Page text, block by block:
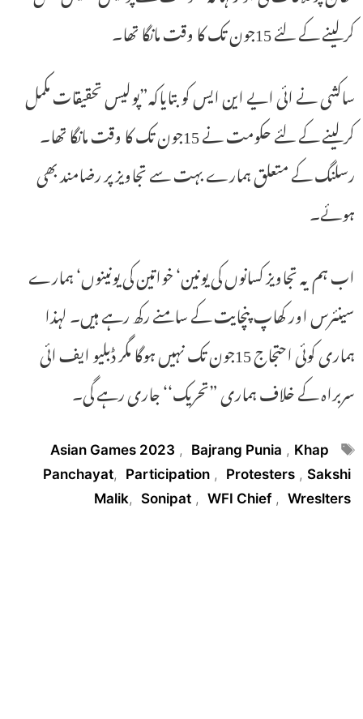
کرلینے کے لئے 15جون تک کا وقت مانگا تھا۔
ساکشی نے ائی ایے این ایس کو بتایاکہ”پولیس تحقیقات مکمل
کرلینے کے لئے حکومت نے 15جون تک کا وقت مانگا تھا۔
رسلنگ کے متعلق ہمارے بہت سے تجاویز پر رضامند بھی
ہوئے۔
اب ہم یہ تجاویز کسانوں کی یونین‘ خواتین کی یونینوں‘ ہمارے
سینئرس اور کھاپ پنچایت کے سامنے رکھ رہے ہیں۔ لہذا
ہماری کوئی احتجاج 15جون تک نہیں ہوگا مگر ڈبلیو ایف ائی
سربراہ کے خلاف ہماری ”تحریک‘‘ جاری رہے گی۔
Tags
Asian Games 2023 , Bajrang Punia , Khap
Panchayat, Participation , Protesters , Sakshi
Malik, Sonipat , WFI Chief , Wreslters